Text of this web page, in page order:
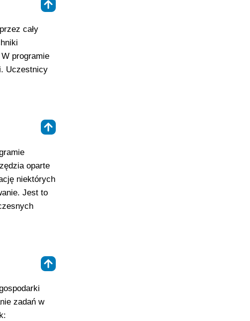
cały
programie
Uczestnicy
oparte
niektórych
Jest to
zadań w